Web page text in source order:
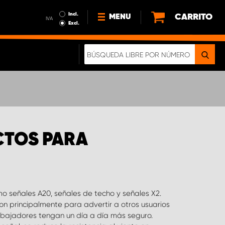
IVA
Incl.
Excl.
MENU
NOTICIAS
CARRITO
PARA